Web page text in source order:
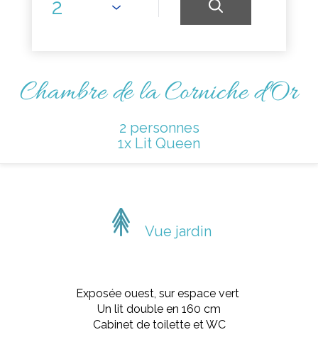
Chambre de la Corniche d'Or
2 personnes
1x Lit Queen
Vue jardin
Exposée ouest, sur espace vert
Un lit double en 160 cm
Cabinet de toilette et WC